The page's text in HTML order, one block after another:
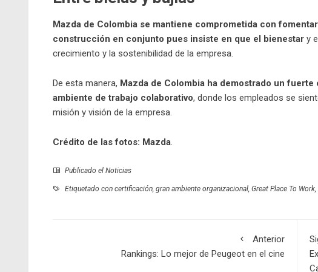
Mazda de Colombia se mantiene comprometida con
construcción en conjunto pues insiste en que el bienestar y
crecimiento y la sostenibilidad de la empresa.
De esta manera, Mazda de Colombia ha demostrado un
ambiente de trabajo colaborativo, donde los empleados se
misión y visión de la empresa.
Crédito de las fotos: Mazda.
Publicado el Noticias
Etiquetado con certificación, gran ambiente organizacional, Great Place To Work,
Anterior
Rankings: Lo mejor de Peugeot en el cine